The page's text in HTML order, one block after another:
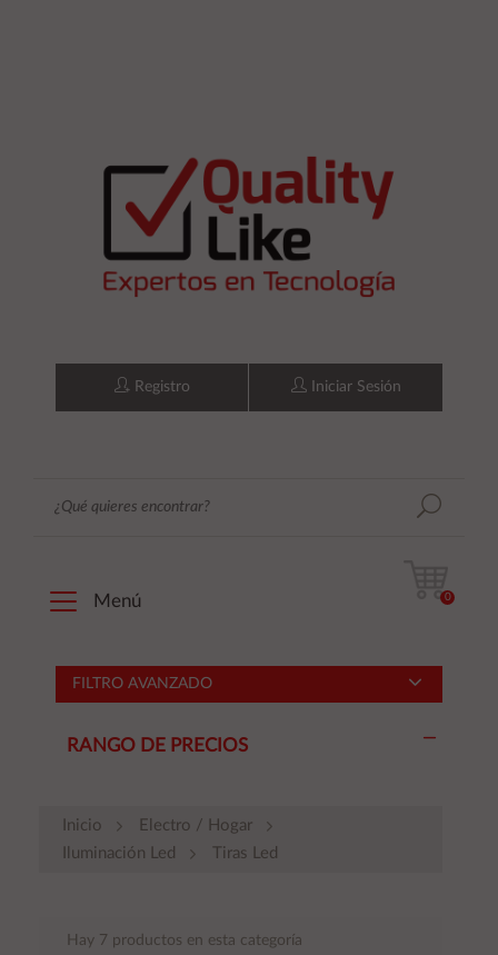
Registro Iniciar Sesión
Menú 0
FILTRO AVANZADO
RANGO DE PRECIOS
Inicio
Electro / Hogar
Iluminación Led
Tiras Led
Hay 7 productos en esta categoría